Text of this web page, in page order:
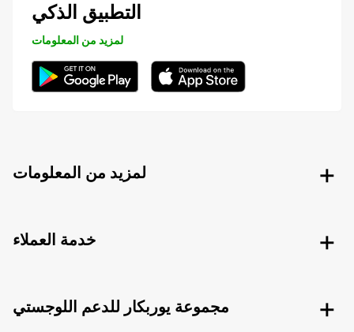
التطبيق الذكي
لمزيد من المعلومات
لمزيد من المعلومات
خدمة العملاء
مجموعة يوربكار للدعم اللوجستي